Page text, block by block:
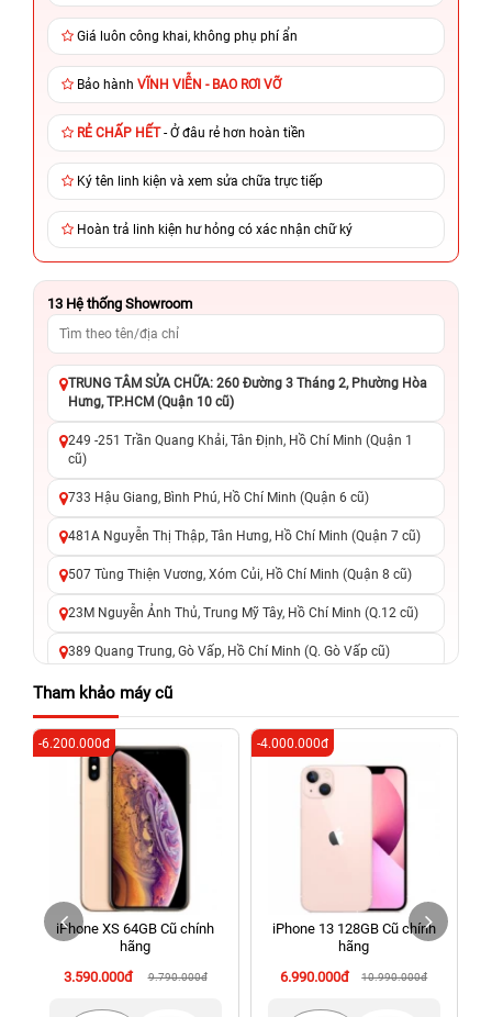
Giá luôn công khai, không phụ phí ẩn
Bảo hành VĨNH VIỄN - BAO RƠI VỠ
RẺ CHẤP HẾT- Ở đâu rẻ hơn hoàn tiền
Ký tên linh kiện và xem sửa chữa trực tiếp
Hoàn trả linh kiện hư hỏng có xác nhận chữ ký
13 Hệ thống Showroom
TRUNG TÂM SỬA CHỮA: 260 Đường 3 Tháng 2, Phường Hòa
Hưng, TP.HCM (Quận 10 cũ)
249 -251 Trần Quang Khải, Tân Định, Hồ Chí Minh (Quận 1
cũ)
733 Hậu Giang, Bình Phú, Hồ Chí Minh (Quận 6 cũ)
481A Nguyễn Thị Thập, Tân Hưng, Hồ Chí Minh (Quận 7 cũ)
507 Tùng Thiện Vương, Xóm Củi, Hồ Chí Minh (Quận 8 cũ)
23M Nguyễn Ảnh Thủ, Trung Mỹ Tây, Hồ Chí Minh (Q.12 cũ)
389 Quang Trung, Gò Vấp, Hồ Chí Minh (Q. Gò Vấp cũ)
625 - 625A Âu Cơ, Tân Phú, Hồ Chí Minh (Quận Tân Phú cũ)
326 Lê Văn Việt, Tăng Nhơn Phú, Hồ Chí Minh (Q.9 TP. Thủ
Đức cũ)
256 Võ Văn Ngân, Thủ Đức, Hồ Chí Minh (Bình Thọ, TP. Thủ
Đức Cũ)
70 Nguyễn An Ninh, Dĩ An, Hồ Chí Minh (Bình Dương Cũ)
24h Vũng Tàu: 162A Ba Cu, Vũng Tàu, Hồ Chí Minh (TP. Vũng
Tàu cũ)
198 Hoàng Văn Thụ, Tân Sơn Nhất, Hồ Chí Minh (Tân Bình
Tham khảo máy cũ
iPhone XS 64GB Cũ chính
hãng
3.590.000đ
9.790.000đ
-6.200.000đ
iPhone 13 128GB Cũ chính
hãng
6.990.000đ
10.990.000đ
-4.000.000đ